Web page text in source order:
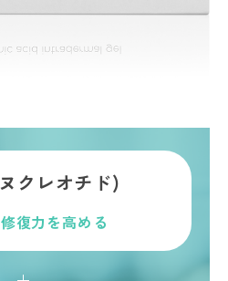
クレオチド)
復力を高める